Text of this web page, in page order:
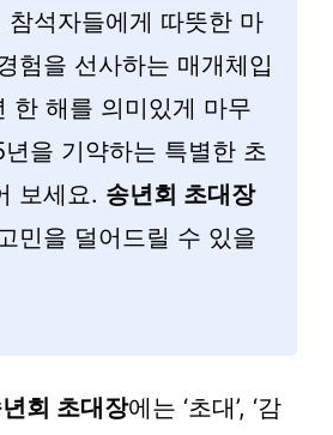
참석자들에게 따뜻한 마
험을 선사하는 매개체입
한 해를 의미있게 마무
을 기약하는 특별한 초
보세요. 송년회 초대장
민을 덜어드릴 수 있을
회 초대장에는 ‘초대’, ‘감